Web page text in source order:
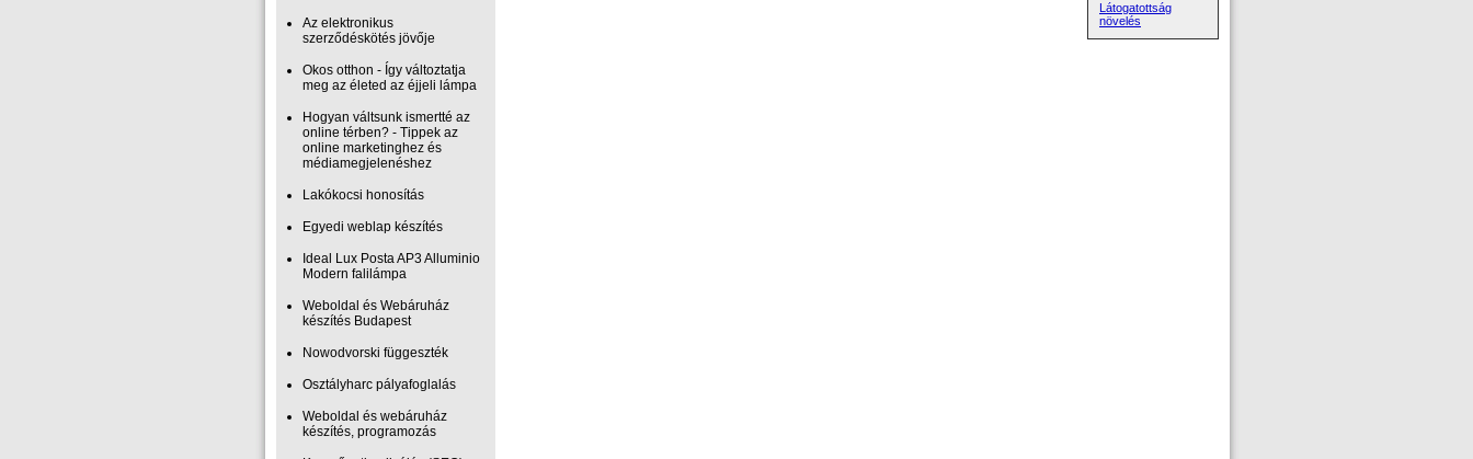
Az elektronikus
szerződéskötés jövője
Okos otthon - Így változtatja
meg az életed az éjjeli lámpa
Hogyan váltsunk ismertté az
online térben? - Tippek az
online marketinghez és
médiamegjelenéshez
Lakókocsi honosítás
Egyedi weblap készítés
Ideal Lux Posta AP3 Alluminio
Modern falilámpa
Weboldal és Webáruház
készítés Budapest
Nowodvorski függeszték
Osztályharc pályafoglalás
Weboldal és webáruház
készítés, programozás
Látogatottság
növelés